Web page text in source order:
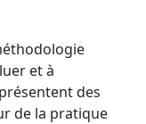
et à
des
de la pratique